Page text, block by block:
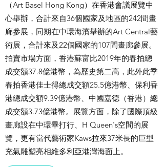
（Art Basel Hong Kong）在香港會議展覽中
心舉辦，合計來自36個國家及地區的242間畫
廊參展，同期在中環海濱舉辦的Art Central藝
術展，合計來及22個國家的107間畫廊參展。
拍賣市場方面，香港蘇富比2019年的春拍總
成交額37.8億港幣，為歷史第二高，此外此季
春拍香港佳士得總成交額25.5億港幣、保利香
港總成交額9.39億港幣、中國嘉德（香港）總
成交額3.73億港幣。展覽方面，除了國際頂級
畫廊設在中環畢打行、H Queen's空間的展
覽，更有當代藝術家Kaws拉來37米長的巨型
充氣雕塑亮相維多利亞港灣海面上。